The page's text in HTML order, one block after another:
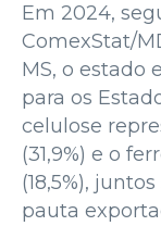
Em 2024,
ComexStat/
MS, o estado
para os
celulose
(31,9%) e o
(18,5%),
pauta